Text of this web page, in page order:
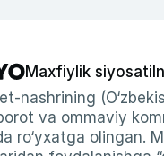
Maxfiylik siyosati
nashrining
va ommaviy
ro‘yxatga olingan.